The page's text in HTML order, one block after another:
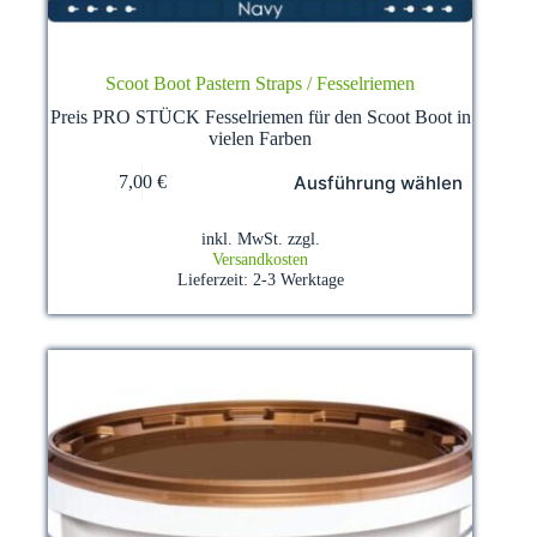
Scoot Boot Pastern Straps / Fesselriemen
Preis PRO STÜCK Fesselriemen für den Scoot Boot in
vielen Farben
7,00 € Ausführung wählen
Optionen
gewählt
werden
inkl. MwSt. zzgl.
Versandkosten
Lieferzeit: 2-3 Werktage